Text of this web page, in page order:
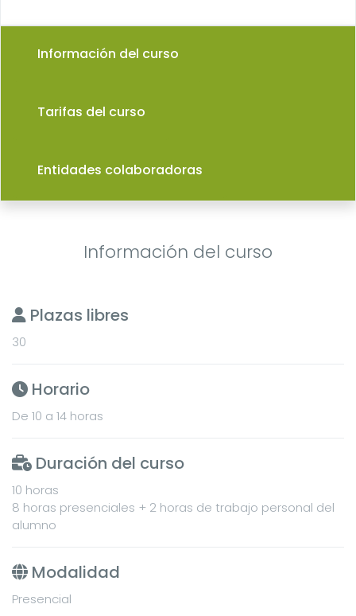
Información del curso
Tarifas del curso
Entidades colaboradoras
Información del curso
Plazas libres
30
Horario
De 10 a 14 horas
Duración del curso
10 horas
8 horas presenciales + 2 horas de trabajo personal del
alumno
Modalidad
Presencial